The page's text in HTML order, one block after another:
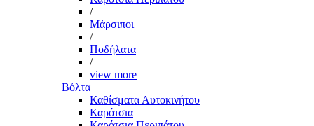
/
Μάρσιποι
/
Ποδήλατα
/
view more
Βόλτα
Καθίσματα Αυτοκινήτου
Καρότσια